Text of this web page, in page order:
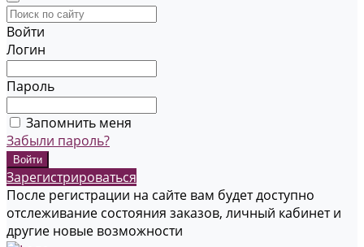
Войти
Логин
Пароль
Запомнить меня
Забыли пароль?
Зарегистрироваться
После регистрации на сайте вам будет доступно
отслеживание состояния заказов, личный кабинет и
другие новые возможности